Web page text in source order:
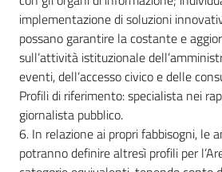
implementazione di soluzioni
possano garantire la costante e
sull’attività istituzionale
eventi, dell’accesso civico e delle
Profili di riferimento: specialista nei
giornalista pubblico.
6. In relazione ai propri fabbisogni, le
potranno definire altresì profili per